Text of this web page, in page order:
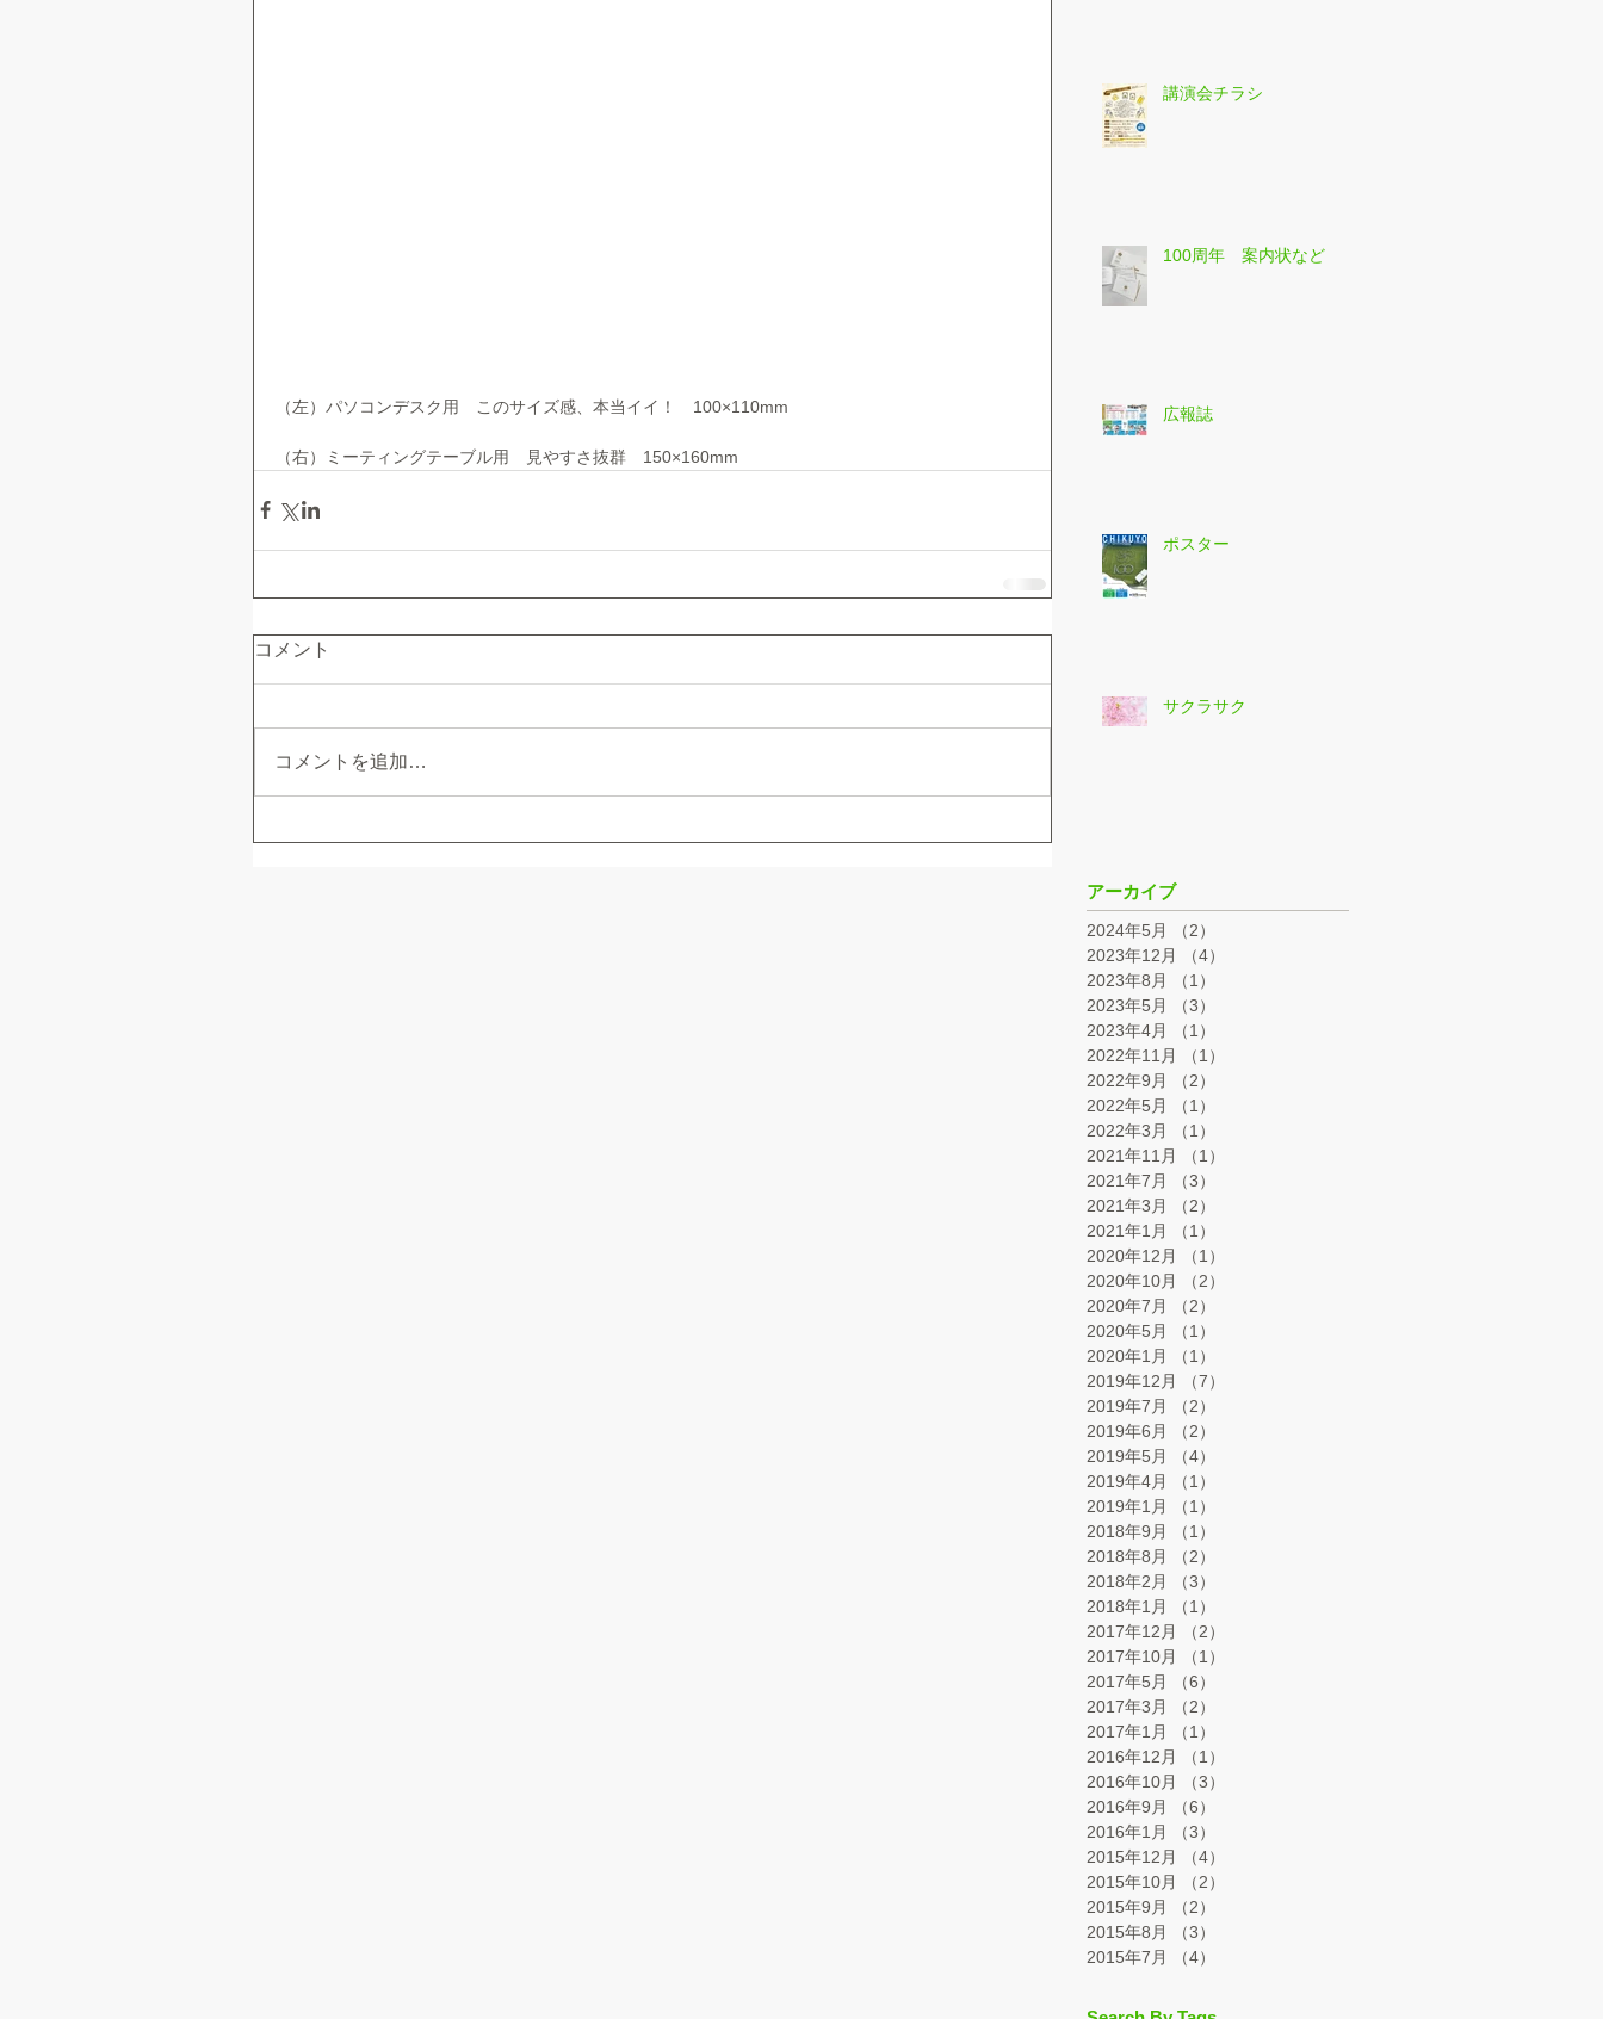
（左）パソコンデスク用　このサイズ感、本当イイ！　100×110mm
（右）ミーティングテーブル用　見やすさ抜群　150×160mm
コメント
コメントを追加…
講演会チラシ
100周年 案内状など
広報誌
ポスター
サクラサク
アーカイブ
2024年5月 （2）
2023年12月
（4）
2023年8月
（1）
2023年5月
（3）
2023年4月
（1）
2022年11月
（1）
2022年9月
（2）
2022年5月
（1）
2022年3月
（1）
2021年11月
（1）
2021年7月
（3）
2021年3月
（2）
2021年1月
（1）
2020年12月
（1）
2020年10月
（2）
2020年7月
（2）
2020年5月
（1）
2020年1月
（1）
2019年12月
（7）
2019年7月
（2）
2019年6月
（2）
2019年5月
（4）
2019年4月
（1）
2019年1月
（1）
2018年9月
（1）
2018年8月
（2）
2018年2月
（3）
2018年1月
（1）
2017年12月
（2）
2017年10月
（1）
2017年5月
（6）
2017年3月
（2）
2017年1月
（1）
2016年12月
（1）
2016年10月
（3）
2016年9月
（6）
2016年1月
（3）
2015年12月
（4）
2015年10月
（2）
2015年9月
（2）
2015年8月
（3）
2015年7月
（4）